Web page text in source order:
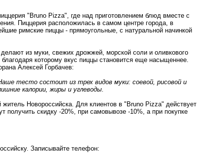
"Bruno Pizza", где над приготовлением блюд вместе с
Пиццерия расположилась в самом центре города, в
римские пиццы - прямоугольные, с натуральной начинкой
из муки, свежих дрожжей, морской соли и оливкового
которому вкус пиццы становится еще насыщеннее.
Алексей Горбачев:
тесто состоит из трех видов муки: соевой, рисовой и
калории, жиры и углеводы.
Новороссийска. Для клиентов в "Bruno Pizza" действует
получить скидку -20%, при самовывозе -10%, а при покупке
Записывайте телефон: